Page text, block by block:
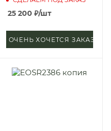
25 200 ₽/шт
ОЧЕНЬ ХОЧЕТСЯ ЗАКАЗАТЬ